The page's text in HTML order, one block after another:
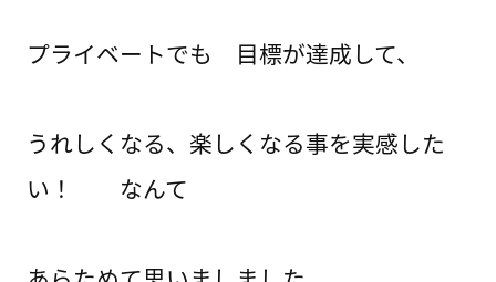
プライベートでも 目標が達成して、
うれしくなる、楽しくなる事を実感した
い！ なんて